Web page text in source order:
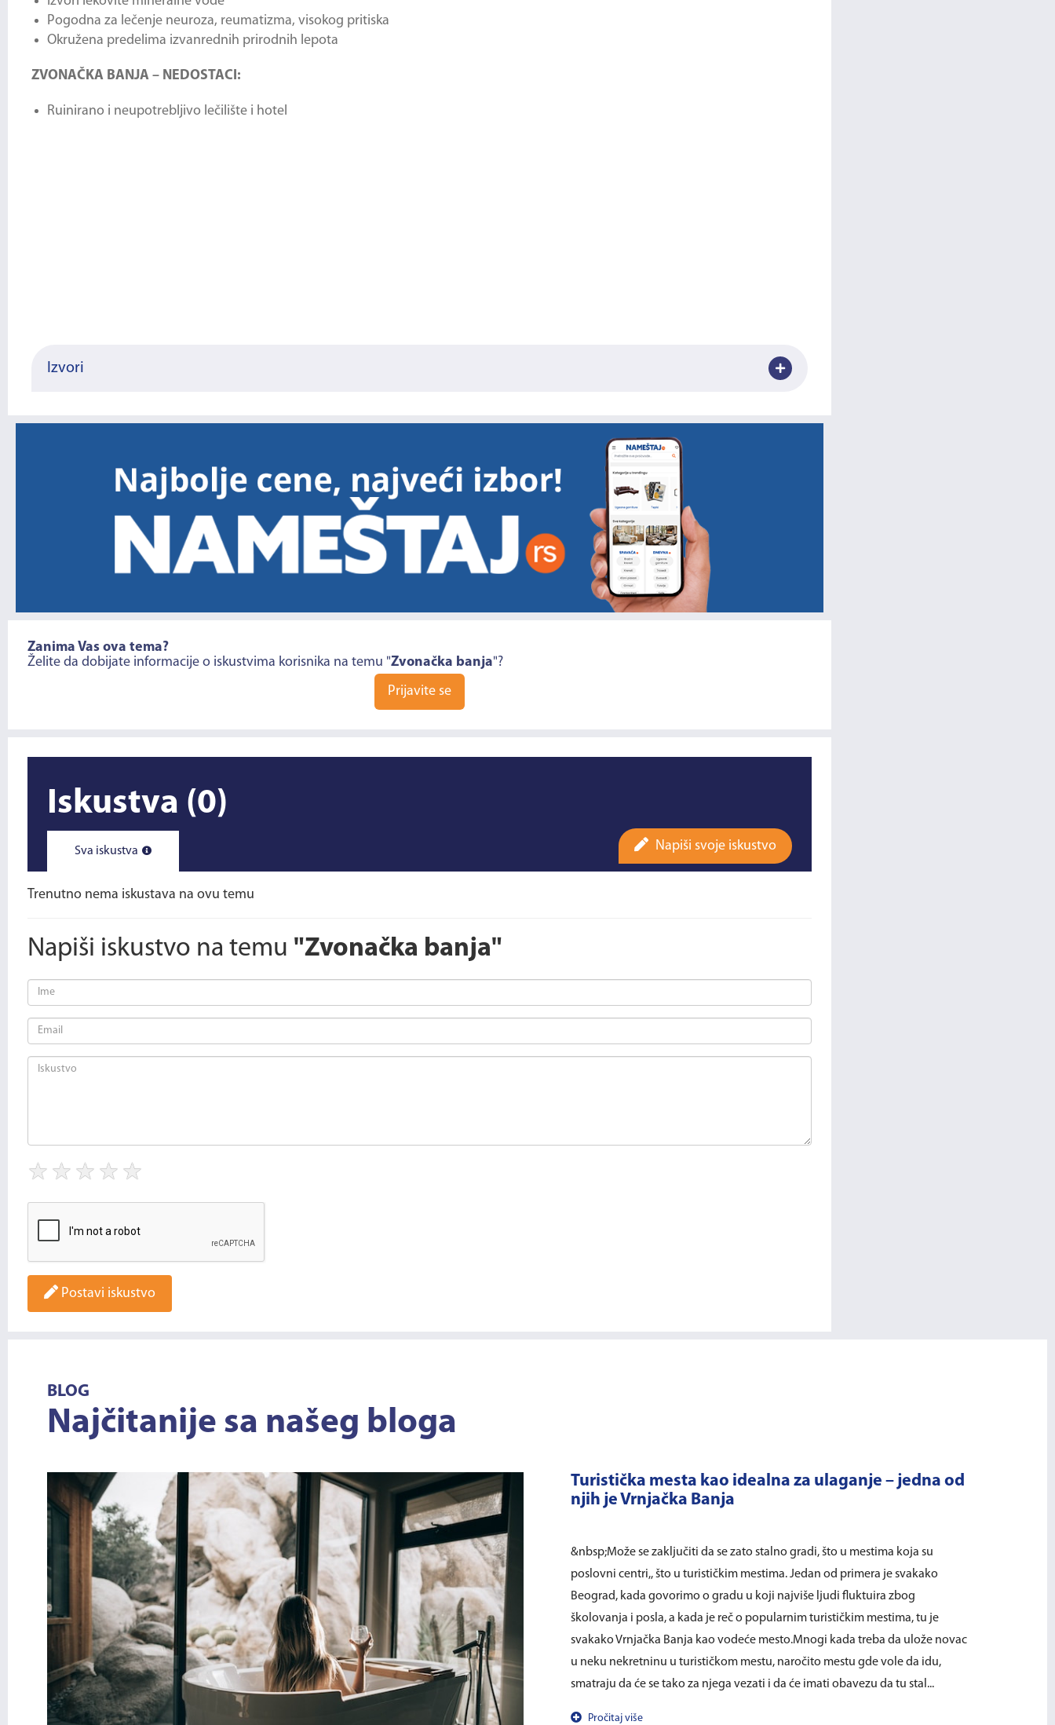
Pogodna za lečenje neuroza, reumatizma, visokog pritiska
Okružena predelima izvanrednih prirodnih lepota
ZVONAČKA BANJA – NEDOSTACI:
Ruinirano i neupotrebljivo lečilište i hotel
Izvori
Zanima Vas ova tema?
Želite da dobijate informacije o iskustvima korisnika na temu "Zvonačka banja"?
Prijavite se
Iskustva (0)
Sva iskustva Napiši svoje iskustvo
Trenutno nema iskustava na ovu temu
Napiši iskustvo na temu "Zvonačka banja"
★ ★ ★ ★ ★
Postavi iskustvo
BLOG
Najčitanije sa našeg bloga
Turistička mesta kao idealna za ulaganje – jedna od
njih je Vrnjačka Banja
&nbsp;Može se zaključiti da se zato stalno gradi, što u mestima koja su
poslovni centri,, što u turističkim mestima. Jedan od primera je svakako
Beograd, kada govorimo o gradu u koji najviše ljudi fluktuira zbog
školovanja i posla, a kada je reč o popularnim turističkim mestima, tu je
svakako Vrnjačka Banja kao vodeće mesto.Mnogi kada treba da ulože novac
u neku nekretninu u turističkom mestu, naročito mestu gde vole da idu,
smatraju da će se tako za njega vezati i da će imati obavezu da tu stal...
Pročitaj više